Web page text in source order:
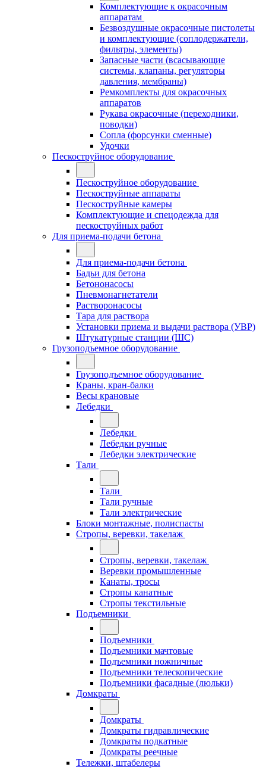
Комплектующие к окрасочным
аппаратам
Безвоздушные окрасочные пистолеты
и комплектующие (соплодержатели,
фильтры, элементы)
Запасные части (всасывающие
системы, клапаны, регуляторы
давления, мембраны)
Ремкомплекты для окрасочных
аппаратов
Рукава окрасочные (переходники,
поводки)
Сопла (форсунки сменные)
Удочки
Пескоструйное оборудование
Пескоструйное оборудование
Пескоструйные аппараты
Пескоструйные камеры
Комплектующие и спецодежда для
пескоструйных работ
Для приема-подачи бетона
Для приема-подачи бетона
Бадьи для бетона
Бетононасосы
Пневмонагнетатели
Растворонасосы
Тара для раствора
Установки приема и выдачи раствора (УВР)
Штукатурные станции (ШС)
Грузоподъемное оборудование
Грузоподъемное оборудование
Краны, кран-балки
Весы крановые
Лебедки
Лебедки
Лебедки ручные
Лебедки электрические
Тали
Тали
Тали ручные
Тали электрические
Блоки монтажные, полиспасты
Стропы, веревки, такелаж
Стропы, веревки, такелаж
Веревки промышленные
Канаты, тросы
Стропы канатные
Стропы текстильные
Подъемники
Подъемники
Подъемники мачтовые
Подъемники ножничные
Подъемники телескопические
Подъемники фасадные (люльки)
Домкраты
Домкраты
Домкраты гидравлические
Домкраты подкатные
Домкраты реечные
Тележки, штабелеры